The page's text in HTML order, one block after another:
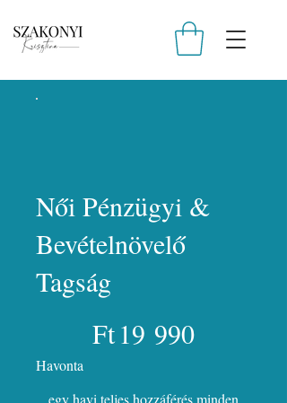
Női Pénzügyi &
Bevételnövelő
Tagság
Ft19 990
Havonta
egy havi teljes hozzáférés minden